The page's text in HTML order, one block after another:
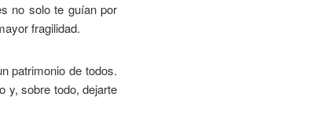
no solo te guían por
fragilidad.
patrimonio de todos.
y, sobre todo, dejarte